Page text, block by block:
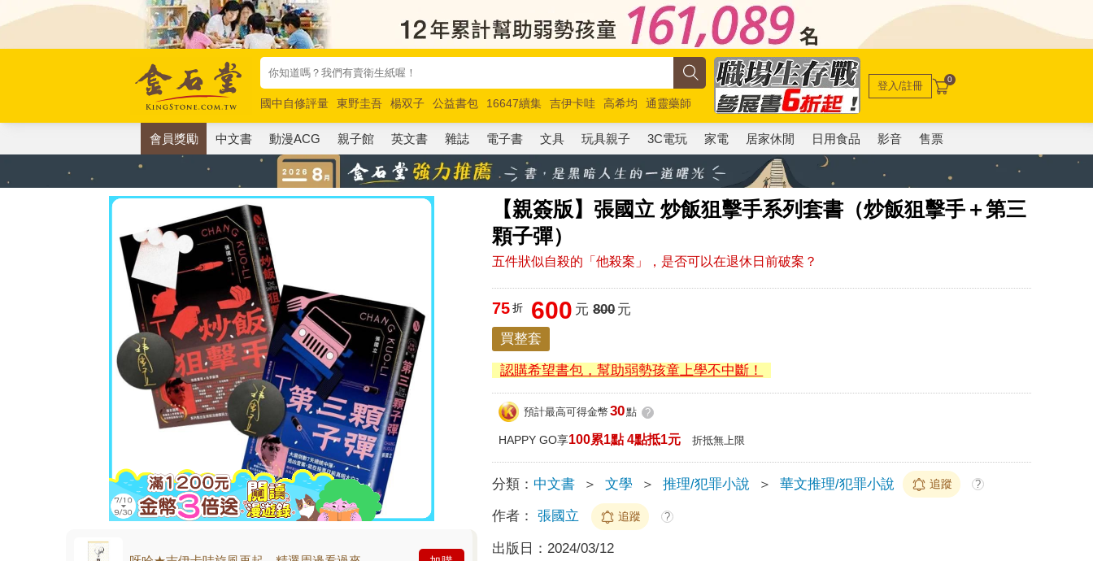
國中自修評量 東野圭吾 楊双子 公益書包 16647續集 吉伊卡哇 高希均
通靈藥師
唯紅花綻放
奧德賽 路邊攤新作 馬斯克 玩具總動員5 超慢跑
登入/註冊 0
會員獎勵 中文書 動漫ACG 親子館 英文書 雜誌 電子書 文具 玩具親子 3C電玩 家電 居家休閒 日用食品 影音 售票
【親簽版】張國立 炒飯狙擊手系列套書（炒飯狙擊手＋第三
顆子彈）
五件狀似自殺的「他殺案」，是否可以在退休日前破案？
75 折 600 元 800元
買整套
認購希望書包，幫助弱勢孩童上學不中斷！
預計最高可得金幣 30點 ?
HAPPY GO享100累1點 4點抵1元 折抵無上限
分類： 中文書 ＞ 文學 ＞ 推理/犯罪小說 ＞ 華文推理/犯罪小說 追蹤 ?
作者： 張國立 追蹤 ?
出版日： 2024/03/12